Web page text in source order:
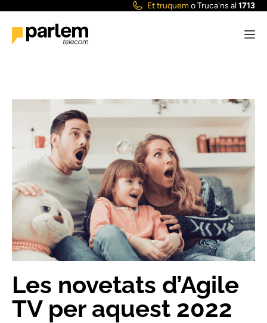
Et truquemoTruca'ns al1713
Les novetats d’Agile
TV per aquest 2022